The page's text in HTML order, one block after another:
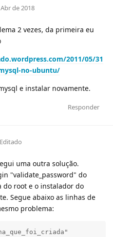
de 2018
2 vezes, da primeira eu
2011/05/31
no-ubuntu/
e instalar novamente.
Responder
Editado
uma outra solução.
"validate_password" do
do root e o instalador do
Segue abaixo as linhas de
problema: